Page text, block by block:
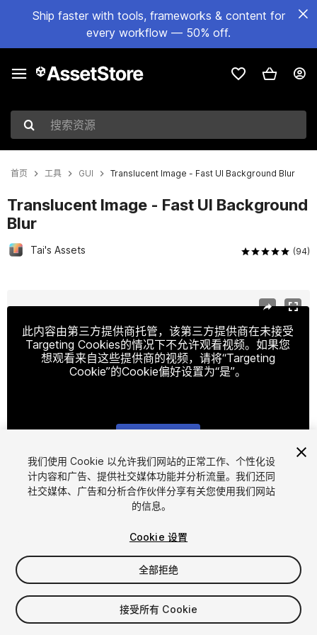
Ship faster with tools, frameworks & content for
every workflow — 50% off.
搜索资源
首页 工具 GUI Translucent Image - Fast UI Background Blur
Translucent Image - Fast UI Background
Blur
Tai's Assets (94)
此内容由第三方提供商托管，该第三方提供商在未接受
Targeting Cookies的情况下不允许观看视频。如果您
想观看来自这些提供商的视频，请将“Targeting
Cookie”的Cookie偏好设置为“是”。
1/15
$24.99
我们使用 Cookie 以允许我们网站的正常工作、个性化设
计内容和广告、提供社交媒体功能并分析流量。我们还同
社交媒体、广告和分析合作伙伴分享有关您使用我们网站
的信息。
Cookie 设置
全部拒绝
接受所有 Cookie